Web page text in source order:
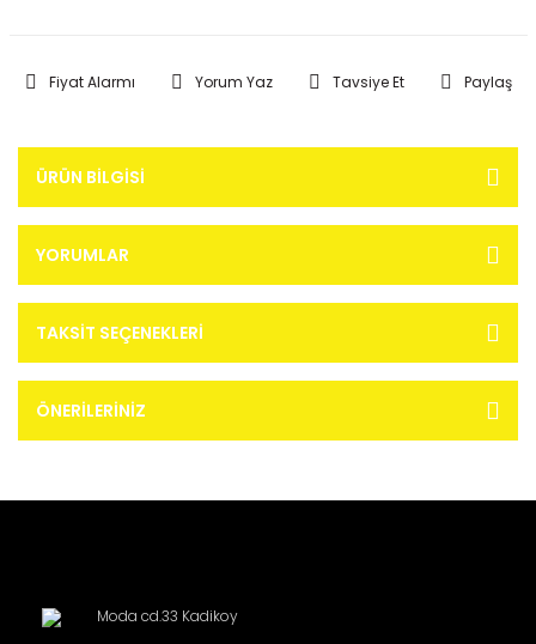
Fiyat Alarmı Yorum Yaz Tavsiye Et Paylaş
ÜRÜN BILGISI
YORUMLAR
TAKSIT SEÇENEKLERI
ÖNERILERINIZ
Moda cd.33 Kadikoy